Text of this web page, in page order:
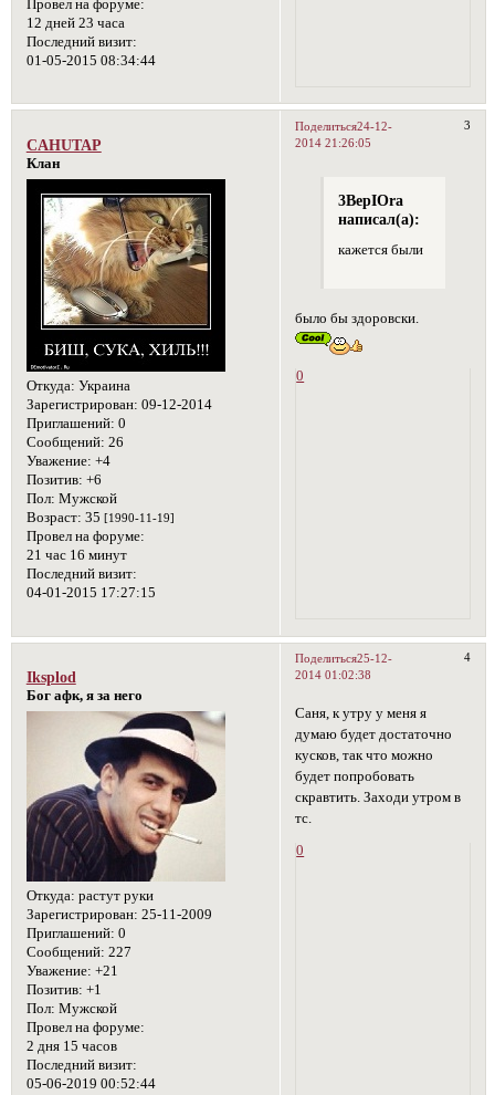
Провел на форуме:
12 дней 23 часа
Последний визит:
01-05-2015 08:34:44
Поделиться 3
24-12-
2014 21:26:05
CAHUTAP
Клан
Откуда: Украина
Зарегистрирован: 09-12-2014
Приглашений: 0
Сообщений: 26
Уважение: +4
Позитив: +6
Пол: Мужской
Возраст: 35 [1990-11-19]
Провел на форуме:
21 час 16 минут
Последний визит:
04-01-2015 17:27:15
3BepIOra
написал(а):
кажется были
было бы здоровски.
0
Поделиться 4
25-12-
2014 01:02:38
Iksplod
Бог афк, я за него
Откуда: растут руки
Зарегистрирован: 25-11-2009
Приглашений: 0
Сообщений: 227
Уважение: +21
Позитив: +1
Пол: Мужской
Провел на форуме:
2 дня 15 часов
Последний визит:
05-06-2019 00:52:44
Саня, к утру у меня я
думаю будет достаточно
кусков, так что можно
будет попробовать
скравтить. Заходи утром в
тс.
0